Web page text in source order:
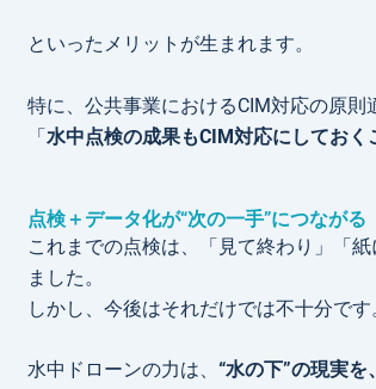
といったメリットが生まれます。
特に、公共事業におけるCIM対応の原則
「水中点検の成果もCIM対応にしておく
点検＋データ化が“次の一手”につながる
これまでの点検は、「見て終わり」「
ました。
しかし、今後はそれだけでは不十分です
水中ドローンの力は、 “水の下”の現実